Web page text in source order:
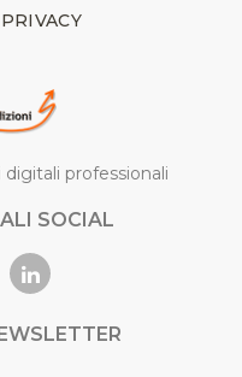
professionali
SOCIAL